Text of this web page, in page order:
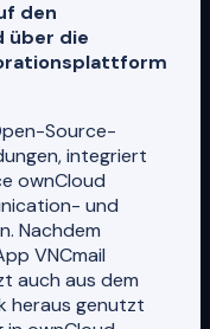
den
über die
Source-
integriert
ownCloud
und
Nachdem
VNCmail
auch aus dem
heraus genutzt